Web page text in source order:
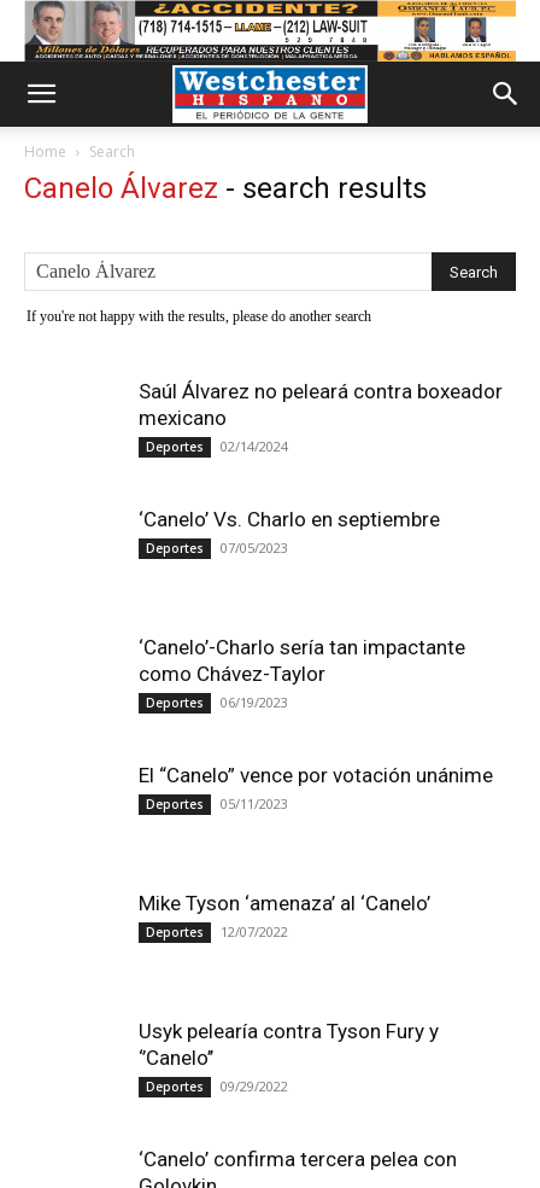
Home Search
Canelo Álvarez - search results
If you're not happy with the results, please do another search
Saúl Álvarez no peleará contra boxeador
mexicano
Deportes 02/14/2024
‘Canelo’ Vs. Charlo en septiembre
Deportes 07/05/2023
‘Canelo’-Charlo sería tan impactante
como Chávez-Taylor
Deportes 06/19/2023
El “Canelo” vence por votación unánime
Deportes 05/11/2023
Mike Tyson ‘amenaza’ al ‘Canelo’
Deportes 12/07/2022
Usyk pelearía contra Tyson Fury y
‘’Canelo’’
Deportes 09/29/2022
‘Canelo’ confirma tercera pelea con